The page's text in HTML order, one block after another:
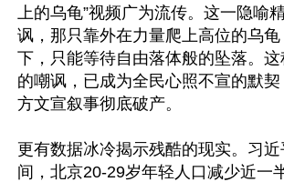
上的乌龟”视频广为流传。这一隐喻
讽，那只靠外在力量爬上高位的乌
下，只能等待自由落体般的坠落。
的嘲讽，已成为全民心照不宣的默
方文宣叙事彻底破产。
更有数据冰冷揭示残酷的现实。习
间，北京20-29岁年轻人口减少近一